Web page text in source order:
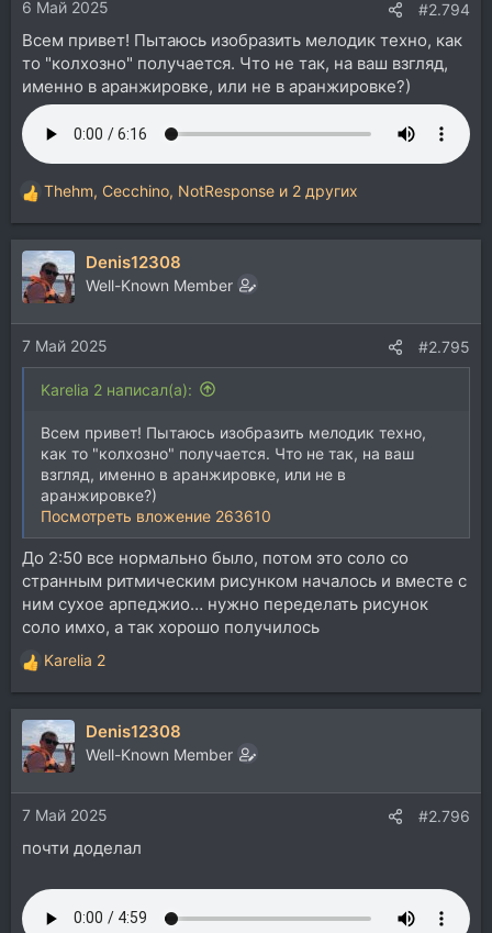
:6 Май 2025 #2.794
Всем привет! Пытаюсь изобразить мелодик техно, как
то "колхозно" получается. Что не так, на ваш взгляд,
именно в аранжировке, или не в аранжировке?)
Р
е
а
к
ц
и
и
:
Thehm, Cecchino, NotResponse и 2 других
Denis12308
Well-Known Member
7 Май 2025 #2.795
Karelia 2 написал(а):
Всем привет! Пытаюсь изобразить мелодик техно,
как то "колхозно" получается. Что не так, на ваш
взгляд, именно в аранжировке, или не в
аранжировке?)
Посмотреть вложение 263610
До 2:50 все нормально было, потом это соло со
странным ритмическим рисунком началось и вместе с
ним сухое арпеджио… нужно переделать рисунок
соло имхо, а так хорошо получилось
Р
е
а
к
ц
и
и
:
Karelia 2
Denis12308
Well-Known Member
7 Май 2025 #2.796
почти доделал